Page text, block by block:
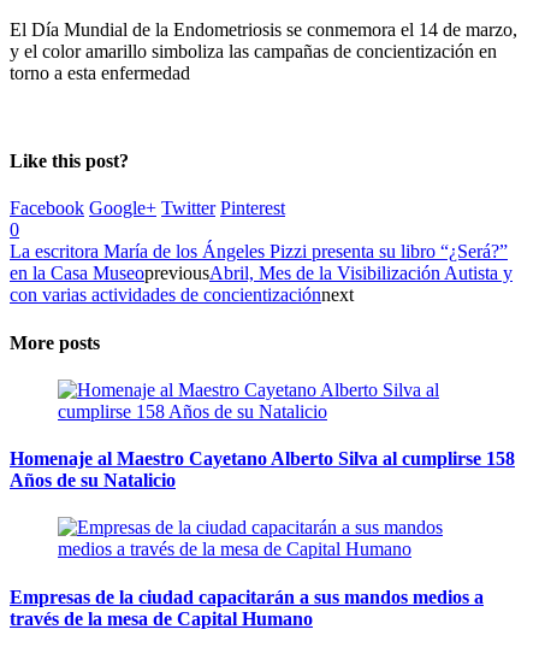
El Día Mundial de la Endometriosis se conmemora el 14 de marzo,
y el color amarillo simboliza las campañas de concientización en
torno a esta enfermedad
Like this post?
Facebook Google+ Twitter Pinterest
0
La escritora María de los Ángeles Pizzi presenta su libro “¿Será?”
en la Casa MuseopreviousAbril, Mes de la Visibilización Autista y
con varias actividades de concientizaciónnext
More posts
Homenaje al Maestro Cayetano Alberto Silva al cumplirse 158
Años de su Natalicio
Empresas de la ciudad capacitarán a sus mandos medios a
través de la mesa de Capital Humano